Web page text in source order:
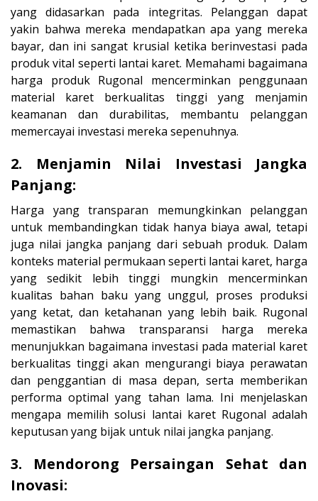
yang didasarkan pada integritas. Pelanggan dapat
yakin bahwa mereka mendapatkan apa yang mereka
bayar, dan ini sangat krusial ketika berinvestasi pada
produk vital seperti lantai karet. Memahami bagaimana
harga produk Rugonal mencerminkan penggunaan
material karet berkualitas tinggi yang menjamin
keamanan dan durabilitas, membantu pelanggan
memercayai investasi mereka sepenuhnya.
2. Menjamin Nilai Investasi Jangka
Panjang:
Harga yang transparan memungkinkan pelanggan
untuk membandingkan tidak hanya biaya awal, tetapi
juga nilai jangka panjang dari sebuah produk. Dalam
konteks material permukaan seperti lantai karet, harga
yang sedikit lebih tinggi mungkin mencerminkan
kualitas bahan baku yang unggul, proses produksi
yang ketat, dan ketahanan yang lebih baik. Rugonal
memastikan bahwa transparansi harga mereka
menunjukkan bagaimana investasi pada material karet
berkualitas tinggi akan mengurangi biaya perawatan
dan penggantian di masa depan, serta memberikan
performa optimal yang tahan lama. Ini menjelaskan
mengapa memilih solusi lantai karet Rugonal adalah
keputusan yang bijak untuk nilai jangka panjang.
3. Mendorong Persaingan Sehat dan
Inovasi: